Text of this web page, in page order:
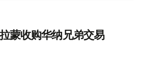
蒙收购华纳兄弟交易